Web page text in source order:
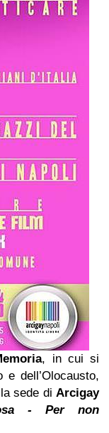
, in cui si
dell’Olocausto,
sede diArcigay
- Per non